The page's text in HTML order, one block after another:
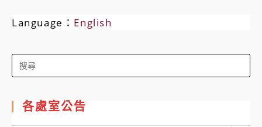
Language： English
Search
for:
各處室公告